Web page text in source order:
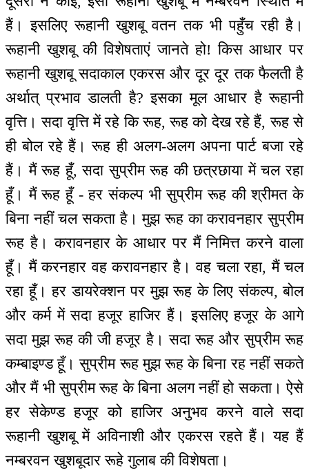
हैं। इसलिए रूहानी खुशबू वतन तक भी पहुँच रही है।
रूहानी खुशबू की विशेषताएं जानते हो! किस आधार पर
रूहानी खुशबू सदाकाल एकरस और दूर दूर तक फैलती है
अर्थात् प्रभाव डालती है? इसका मूल आधार है रूहानी
वृत्ति। सदा वृत्ति में रहे कि रूह, रूह को देख रहे हैं, रूह से
ही बोल रहे हैं। रूह ही अलग-अलग अपना पार्ट बजा रहे
हैं। मैं रूह हूँ, सदा सुप्रीम रूह की छत्रछाया में चल रहा
हूँ। मैं रूह हूँ - हर संकल्प भी सुप्रीम रूह की श्रीमत के
बिना नहीं चल सकता है। मुझ रूह का करावनहार सुप्रीम
रूह है। करावनहार के आधार पर मैं निमित्त करने वाला
हूँ। मैं करनहार वह करावनहार है। वह चला रहा, मैं चल
रहा हूँ। हर डायरेक्शन पर मुझ रूह के लिए संकल्प, बोल
और कर्म में सदा हजूर हाजिर हैं। इसलिए हजूर के आगे
सदा मुझ रूह की जी हजूर है। सदा रूह और सुप्रीम रूह
कम्बाइण्ड हूँ। सुप्रीम रूह मुझ रूह के बिना रह नहीं सकते
और मैं भी सुप्रीम रूह के बिना अलग नहीं हो सकता। ऐसे
हर सेकेण्ड हजूर को हाजिर अनुभव करने वाले सदा
रूहानी खुशबू में अविनाशी और एकरस रहते हैं। यह हैं
नम्बरवन खुशबूदार रूहे गुलाब की विशेषता।